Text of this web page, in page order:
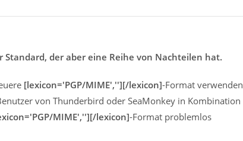
Standard, der aber eine Reihe von Nachteilen hat.
[lexicon='PGP/MIME',''][/lexicon]-Format verwenden
von Thunderbird oder SeaMonkey in Kombination
MIME',''][/lexicon]-Format problemlos